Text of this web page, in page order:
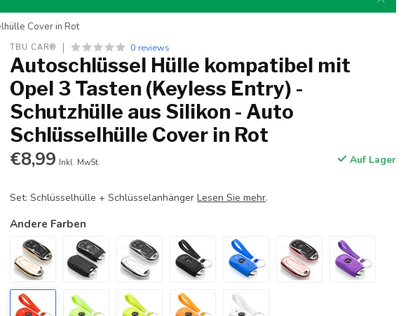
Cover in Rot
TBU CAR® 0 reviews
Autoschlüssel Hülle kompatibel mit
Opel 3 Tasten (Keyless Entry) -
Schutzhülle aus Silikon - Auto
Schlüsselhülle Cover in Rot
€8,99 Inkl. MwSt. Auf Lager
Set: Schlüsselhülle + SchlüsselanhängerLesen Sie mehr.
Andere Farben